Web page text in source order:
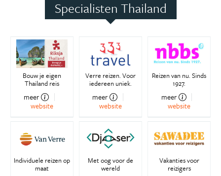
Specialisten Thailand
Bouw je eigen
Thailand reis
meer
website
Verre reizen. Voor
iedereen uniek.
meer
website
Reizen van nu. Sinds
1927.
meer
website
Individuele reizen op
maat
Met oog voor de
wereld
Vakanties voor
reizigers